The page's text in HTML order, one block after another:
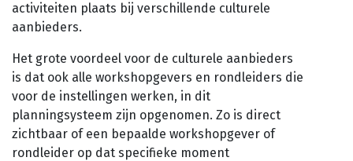
activiteiten plaats bij verschillende culturele
aanbieders.
Het grote voordeel voor de culturele aanbieders
is dat ook alle workshopgevers en rondleiders die
voor de instellingen werken, in dit
planningsysteem zijn opgenomen. Zo is direct
zichtbaar of een bepaalde workshopgever of
rondleider op dat specifieke moment